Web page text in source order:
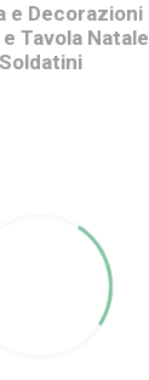
e Decorazioni
Tavola Natale